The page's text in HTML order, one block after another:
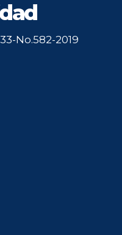
No.582-2019